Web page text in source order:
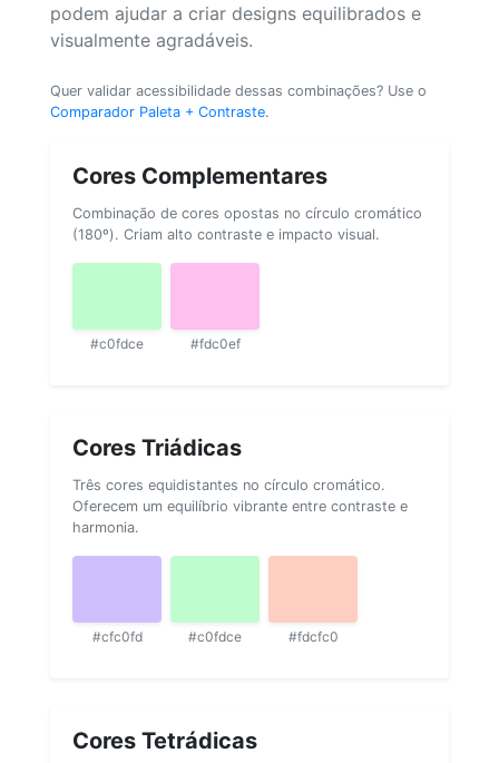
podem ajudar a criar designs equilibrados e
visualmente agradáveis.
Quer validar acessibilidade dessas combinações? Use o
Comparador Paleta + Contraste.
Cores Complementares
Combinação de cores opostas no círculo cromático
(180º). Criam alto contraste e impacto visual.
#c0fdce #fdc0ef
Cores Triádicas
Três cores equidistantes no círculo cromático.
Oferecem um equilíbrio vibrante entre contraste e
harmonia.
#cfc0fd #c0fdce #fdcfc0
Cores Tetrádicas